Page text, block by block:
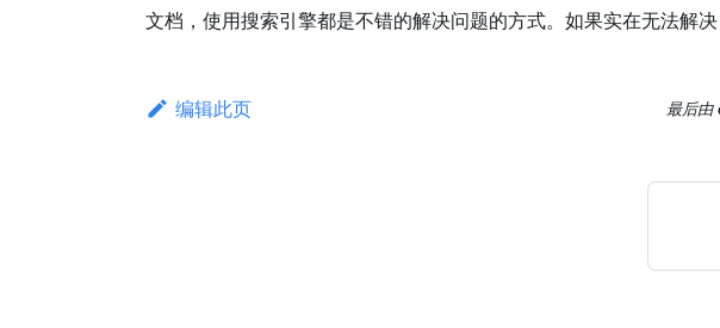
文档，使用搜索引擎都是不错的解决问题的方式。如果实在无法解
编辑此页 最后由